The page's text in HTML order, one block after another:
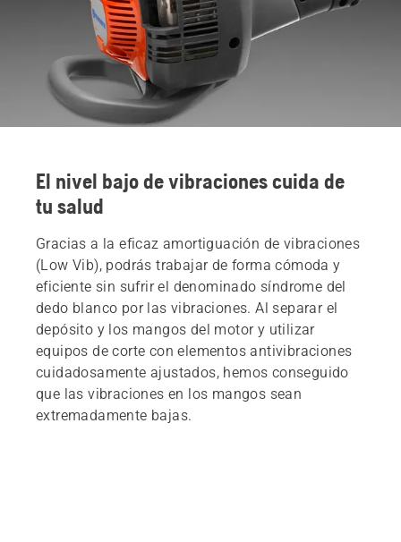
El nivel bajo de vibraciones cuida de
tu salud
Gracias a la eficaz amortiguación de vibraciones
(Low Vib), podrás trabajar de forma cómoda y
eficiente sin sufrir el denominado síndrome del
dedo blanco por las vibraciones. Al separar el
depósito y los mangos del motor y utilizar
equipos de corte con elementos antivibraciones
cuidadosamente ajustados, hemos conseguido
que las vibraciones en los mangos sean
extremadamente bajas.